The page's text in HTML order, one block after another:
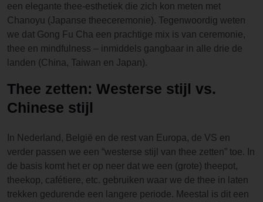
een elegante thee-esthetiek die zich kon meten met
Chanoyu (Japanse theeceremonie). Tegenwoordig weten
we dat Gong Fu Cha een prachtige mix is van ceremonie,
thee en mindfulness – inmiddels gangbaar in alle drie de
landen (China, Taiwan en Japan).
Thee zetten: Westerse stijl vs.
Chinese stijl
In Nederland, België en de rest van Europa, de VS en
verder passen we een “westerse stijl van thee zetten” toe. In
de basis komt het er op neer dat we een (grote) theepot,
theekop, cafétiere, etc. gebruiken waar we de thee in laten
trekken gedurende een langere periode. Meestal is dit een